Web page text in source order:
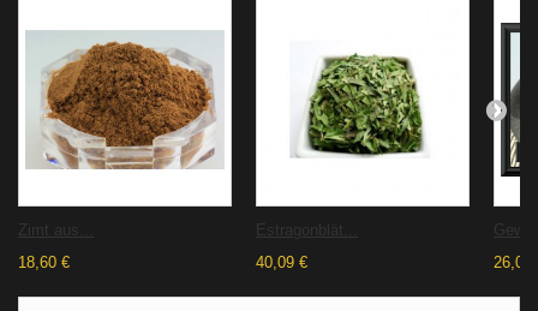
Zimt aus...
18,60 €
Estragonblät...
40,09 €
26,07